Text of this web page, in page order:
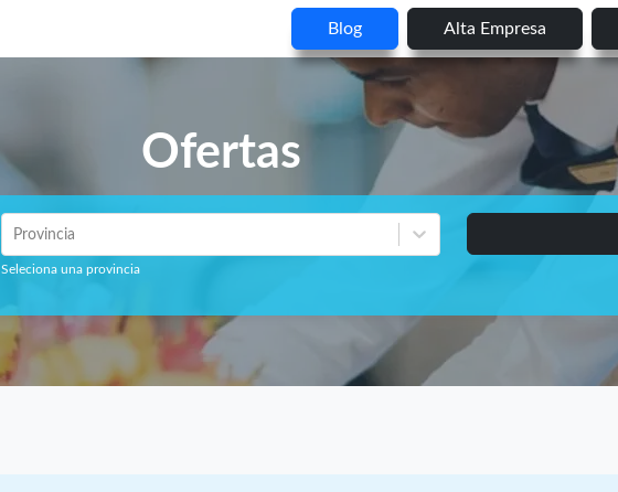
Blog Alta Empresa
Ofertas
Provincia
Seleciona una provincia